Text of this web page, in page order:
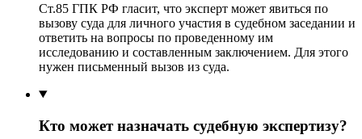
Ст.85 ГПК РФ гласит, что эксперт может явиться по
вызову суда для личного участия в судебном заседании и
ответить на вопросы по проведенному им
исследованию и составленным заключением. Для этого
нужен письменный вызов из суда.
Кто может назначать судебную экспертизу?